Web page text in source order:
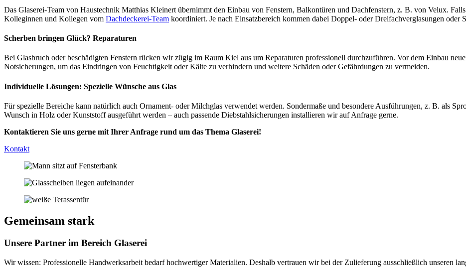
Das Glaserei-Team von Haustechnik Matthias Kleinert übernimmt den Einbau von Fenstern, Balkontüren und Dachfenstern, z. B. von Velux.
Kolleginnen und Kollegen vom Dachdeckerei-Team koordiniert. Je nach Einsatz­bereich kommen dabei Doppel- oder Dreifach­verglasungen oder
Scherben bringen Glück? Reparaturen
Bei Glasbruch oder beschädigten Fenstern rücken wir zügig im Raum Kiel aus um Reparaturen professionell durchzuführen. Vor dem Einbau
Notsicherungen, um das Eindringen von Feuchtigkeit oder Kälte zu verhindern und weitere Schäden oder Gefährdungen zu vermeiden.
Individuelle Lösungen: Spezielle Wünsche aus Glas
Für spezielle Bereiche kann natürlich auch Ornament- oder Milchglas verwendet werden. Sondermaße und besondere Ausführungen, z. B. als
Wunsch in Holz oder Kunststoff ausgeführt werden – auch passende Diebstahl­sicherungen installieren wir auf Anfrage gerne.
Kontaktieren Sie uns gerne mit Ihrer Anfrage rund um das Thema Glaserei!
Kontakt
Gemeinsam stark
Unsere Partner im Bereich Glaserei
Wir wissen: Professionelle Handwerks­arbeit bedarf hoch­wertiger Materialien. Deshalb vertrauen wir bei der Zulieferung aus­schließlich unseren